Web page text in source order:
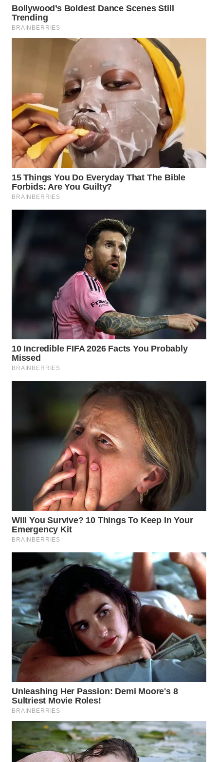
WN
CIANJUR
WN
TANGERANG
WN
BINJAI
WN
CIREBON
WN
MAJALENGKA
SUBANG
WN
SUKABUMI
TIMUR
SEMARANG
SOLO
WN
BOROBUDUR
WN
MADURA
WN
SURABAYA
WN
NATUNA
WN
BINTAN
WN
MANDALIKA
WN